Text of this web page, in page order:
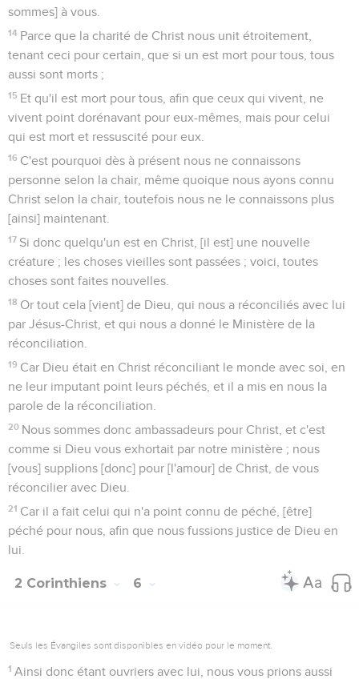
sommes] à vous.
14 Parce que la charité de Christ nous unit étroitement,
tenant ceci pour certain, que si un est mort pour tous, tous
aussi sont morts ;
15 Et qu'il est mort pour tous, afin que ceux qui vivent, ne
vivent point dorénavant pour eux-mêmes, mais pour celui
qui est mort et ressuscité pour eux.
16 C'est pourquoi dès à présent nous ne connaissons
personne selon la chair, même quoique nous ayons connu
Christ selon la chair, toutefois nous ne le connaissons plus
[ainsi] maintenant.
17 Si donc quelqu'un est en Christ, [il est] une nouvelle
créature ; les choses vieilles sont passées ; voici, toutes
choses sont faites nouvelles.
18 Or tout cela [vient] de Dieu, qui nous a réconciliés avec lui
par Jésus-Christ, et qui nous a donné le Ministère de la
réconciliation.
19 Car Dieu était en Christ réconciliant le monde avec soi, en
ne leur imputant point leurs péchés, et il a mis en nous la
parole de la réconciliation.
20 Nous sommes donc ambassadeurs pour Christ, et c'est
comme si Dieu vous exhortait par notre ministère ; nous
[vous] supplions [donc] pour [l'amour] de Christ, de vous
réconcilier avec Dieu.
21 Car il a fait celui qui n'a point connu de péché, [être]
péché pour nous, afin que nous fussions justice de Dieu en
lui.
2 Corinthiens 6
Seuls les Évangiles sont disponibles en vidéo pour le moment.
1 Ainsi donc étant ouvriers avec lui, nous vous prions aussi